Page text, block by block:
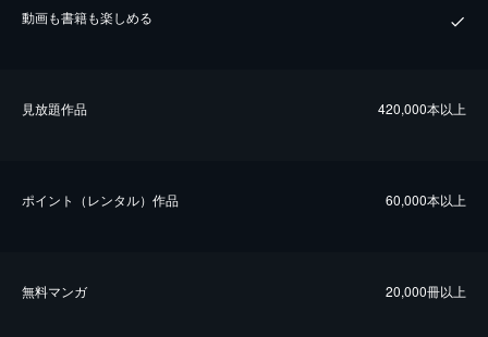
動画も書籍も楽しめる
⾒放題作品 420,000本以上
ポイント（レンタル）作品 60,000本以上
無料マンガ 20,000冊以上